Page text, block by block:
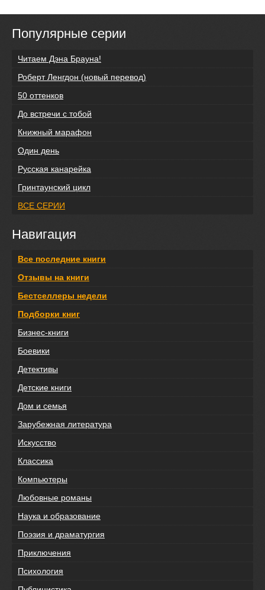
Популярные серии
Читаем Дэна Брауна!
Роберт Ленгдон (новый перевод)
50 оттенков
До встречи с тобой
Книжный марафон
Один день
Русская канарейка
Гринтаунский цикл
ВСЕ СЕРИИ
Навигация
Все последние книги
Отзывы на книги
Бестселлеры недели
Подборки книг
Бизнес-книги
Боевики
Детективы
Детские книги
Дом и семья
Зарубежная литература
Искусство
Классика
Компьютеры
Любовные романы
Наука и образование
Поэзия и драматургия
Приключения
Психология